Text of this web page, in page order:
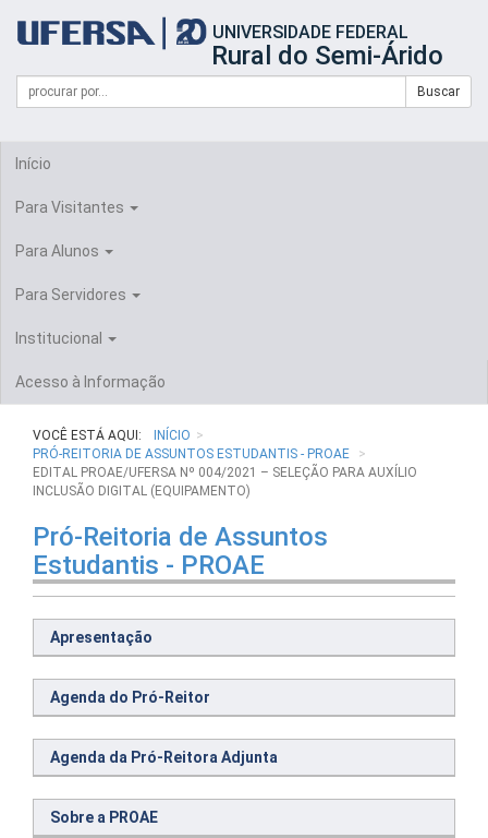
portal
UFERSA
UNIVERSIDADE FEDERAL
Rural do Semi-Árido
Formulário
Busca
Campo
de
Buscar
Início
Para Visitantes
Para Alunos
Para Servidores
Institucional
Acesso à Informação
VOCÊ ESTÁ AQUI:
INÍCIO
PRÓ-REITORIA DE ASSUNTOS ESTUDANTIS - PROAE
EDITAL PROAE/UFERSA Nº 004/2021 – SELEÇÃO PARA AUXÍLIO
INCLUSÃO DIGITAL (EQUIPAMENTO)
Pró-Reitoria de Assuntos
Estudantis - PROAE
Apresentação
Agenda do Pró-Reitor
Agenda da Pró-Reitora Adjunta
Sobre a PROAE